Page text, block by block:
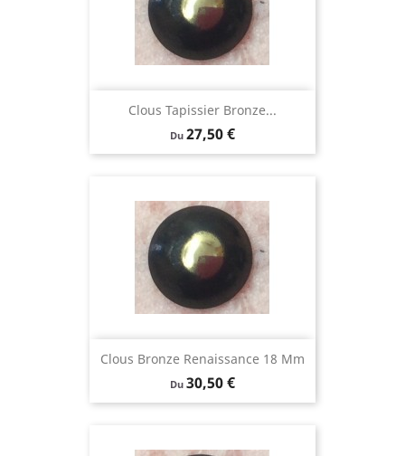
Clous Tapissier Bronze...
Du Prix
27,50 €
Clous Bronze Renaissance 18 Mm
Du Prix
30,50 €